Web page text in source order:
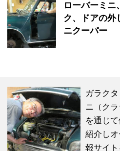
ローバーミニ
ク、ドアの外
ニクーパー
ガラク
ニ（ク
を通じ
紹介し
報サイト